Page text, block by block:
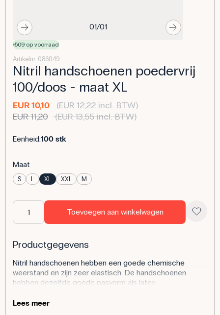
01/01
509 op voorraad
Artikelnr. 086049
Nitril handschoenen poedervrij
100/doos - maat XL
EUR 10,10
(EUR 12,22 incl. BTW)
EUR 11,20 (EUR 13,55 incl. BTW)
Eenheid:100 stk
Maat
S L XL XXL M
Toevoegen aan winkelwagen
Productgegevens
Nitril handschoenen hebben een goede chemische
weerstand en zijn zeer elastisch. De handschoenen
hebben dezelfde goede pasvorm als latex
risico op allergische reacties vermindert. De
Lees meer